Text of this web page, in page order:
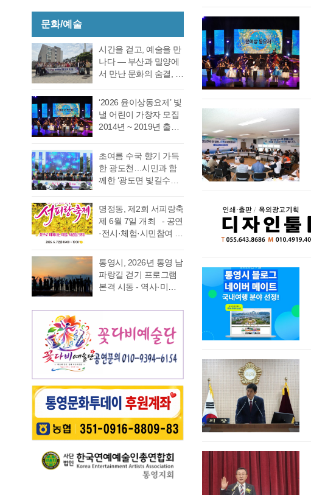
남 선관위에서 하기로
27일 오후 2시 경남도
선관위 청사 6층 회의실
에서 전량 수작…
원 7표로 통영시의회
회의규칙에 따른 재적
의원 과반수 득표자가
나오지 않았고 2차 투표
에서도 1차투료와 같이
정…
소회를 밝혔다. 전병일
위원은 “지난 지방선거
에서 대한민국 보수의
텃밭이라고 평가받던
시의회 개원 이후 처음
으로 진보진영인 민주
당이 과반 의석을 차지
었다. 이에 먼저 평생 보
수를 자처하던 저의 부
족함을 질책하…
대상, 음주운항 근절 총
여름철 해양관광객 증
가와 금어기 해제에 따
른 출어선 증가로 음주
운항 사고 발생이 우려
부터 8월 28일(금)까지
71일간 음주운항 특별
단속을 실시한다고 밝
혔다. 최근 3년간
음주운항 단속 현황을
분석한 결과, 본격적인
조업이 시작되는 봄철
운항이 지속적으로 발
생했으며, 특히 여름철
적발 …
문화/예술
시간을 걷고, 예술을 만
나다 ― 부산과 밀양에
서 만난 문화의 숨결, 그
은 길을 따라 움직이지
만, 마음은 시간을 따라
걷는다. 어떤 여행은 낯
래도록 마음속에 품어
온 질문의 답을 찾기 위
해 길을 나선다. 이번 여
다. 역사와 예술을 만나
고, 그 속에서 통영의 내
일을 그려 보기 위한 작
아침 여덟 시. 무전동
열방교회 앞에는 두 대
의 버스가 숨고르기를
‘2026 윤이상동요제’ 빛
낼 어린이 가창자 모집
2014년 ~ 2019년 출생
가능 통영국제음악재
단(이사장 강석주)이 오
는 9월 19일 개최하는
‘2026 윤이상동요제’에
를 모집한다. ‘윤이상
동요제’는 통영국제음
악재단이 세계적인 작
악적 유산을 계승하고
자 시작한 사업으로, 어
린이들에게 음악 교육
동요를 보급하기 위해
있다. 윤이상 선생은 현
대음악의 거장으로 널
리 알려져 있지만, 해방
초여름 수국 향기 가득
한 광도천…시민과 함
께한 ‘광도면 빛길수국
정취가 절정에 이른 6월
20일 통영시 광도면(면
장 노승욱) 광도천 일원
많은 시민과 관광객이
찾은 「광도면 빛길수
국축제」가 성황리에
심의 세계를 느끼게 하
고 연인은 물론 가족들
과 나들이 나온 이들의
미소함께 발길을 사로
빛, 하늘빛 수국이 어우
러진 산책로는 곳곳이
사진 명소로 변하며 꽃
길을 걷는 이들의 웃음
소리가…
명정동, 제2회 서피랑축
제 6월 7일 개최 - 공연
·전시·체험·시민참여 프
사 마련 명정동주민자
치위원회(위원장 이진
숙)가 주최·주관하는
『제2회 서피랑축제』
까지 서피랑공원 일대
에서 개최된다. 이번 축
제는 통영시, 명정동, 명
정동자생단체가 후원하
고 지역 주민과 관광객
이 함께 어울려 서피랑
의 매력을 즐길 수 있는
주민 참여형 축제로 구
성한다는 계획이다. 행
사에서는 길놀이를 시
작으로 충렬초등학교
학생들의 우쿨렐레 발
표공연과 명정동 주민
통영시, 2026년 통영 남
파랑길 걷기 프로그램
본격 시동 - 역사·미식·
영 고유의 차별화된 테
영시는 한려수도의 수
려한 비경과 풍부한 역
사·문화자원을 결합한
해 2026년 통영 남파랑
길 걷기 프로그램을 본
격 운영한다고 밝혔다.
이번 사업은 남파랑길
통영 구간(14~15코스,
력을 널리 알리고 도보
여행 활성화를 도모하
기 위해 추진된다. 통영